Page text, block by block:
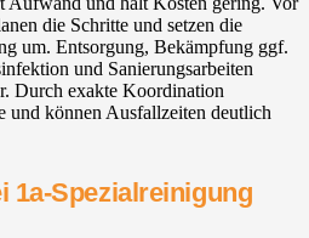
die Schritte und setzen die
um. Entsorgung, Bekämpfung ggf.
und Sanierungsarbeiten
Durch exakte Koordination
und können Ausfallzeiten deutlich
1a-Spezialreinigung